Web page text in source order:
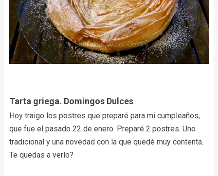
Tarta griega. Domingos Dulces
Hoy traigo los postres que preparé para mi cumpleaños,
que fue el pasado 22 de enero. Preparé 2 postres. Uno
tradicional y una novedad con la que quedé muy contenta.
Te quedas a verlo?